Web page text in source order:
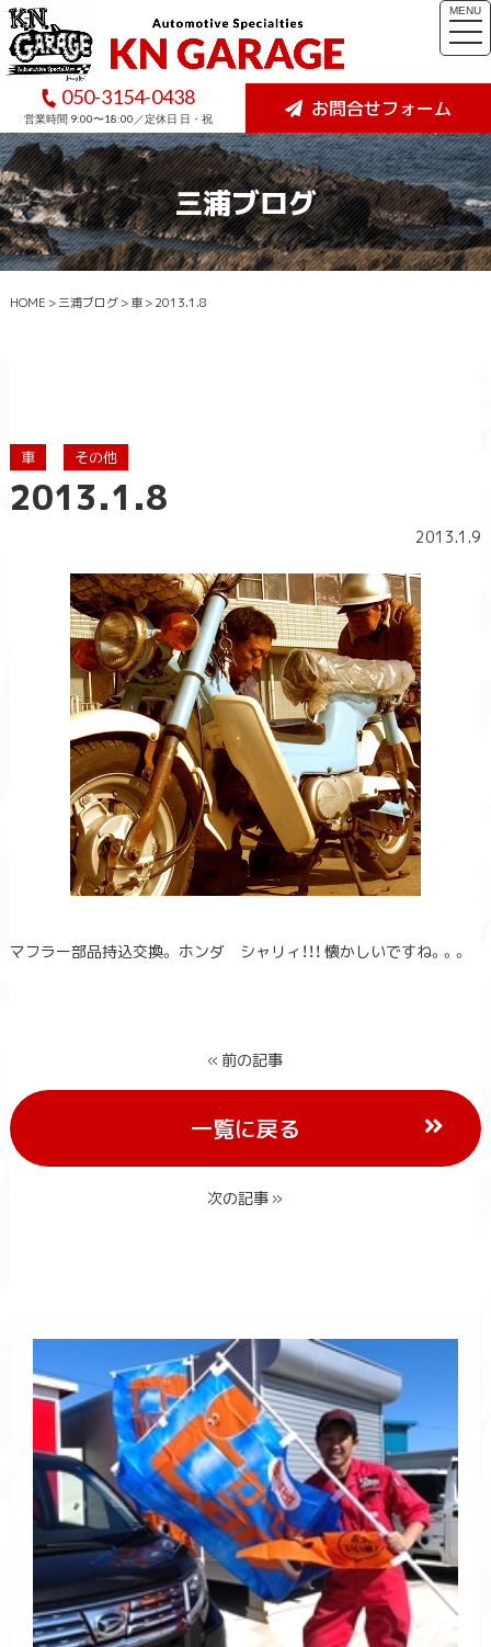
050-3154-0438
営業時間 9:00〜18:00／定休日 日・祝 お問合せフォーム
MENU
三浦ブログ
HOME >三浦ブログ>車>2013.1.8
車 その他
2013.1.8
2013.1.9
マフラー部品持込交換。 ホンダ シャリィ！！！ 懐かしいですね。。。
« 前の記事
一覧に戻る
次の記事 »